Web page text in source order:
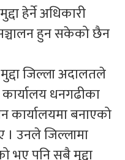
हेर्ने अधिकारी
हुन सकेको छैन
जिल्ला अदालतले
धनगढीका
बनाएको
उनले जिल्लामा